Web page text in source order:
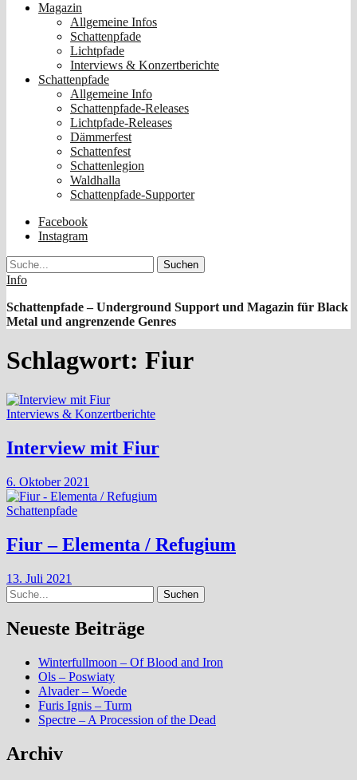
Magazin
Allgemeine Infos
Schattenpfade
Lichtpfade
Interviews & Konzertberichte
Schattenpfade
Allgemeine Info
Schattenpfade-Releases
Lichtpfade-Releases
Dämmerfest
Schattenfest
Schattenlegion
Waldhalla
Schattenpfade-Supporter
Facebook
Instagram
Suche
Info
Schattenpfade – Underground Support und Magazin für Black
Metal und angrenzende Genres
Schlagwort: Fiur
Interviews & Konzertberichte
Interview mit Fiur
6. Oktober 2021
Schattenpfade
Fiur – Elementa / Refugium
13. Juli 2021
Suche
Neueste Beiträge
Winterfullmoon – Of Blood and Iron
Ols – Poswiaty
Alvader – Woede
Furis Ignis – Turm
Spectre – A Procession of the Dead
Archiv